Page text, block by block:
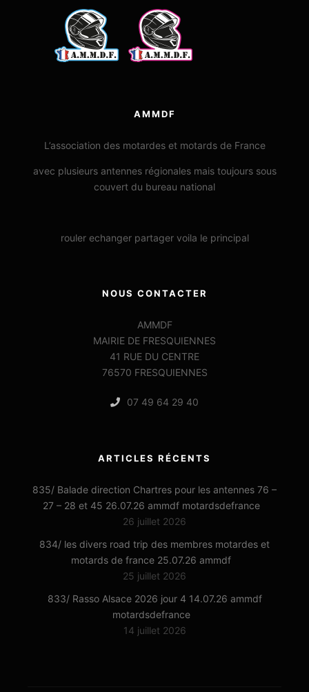
AMMDF
L’association des motardes et motards de France
avec plusieurs antennes régionales mais toujours sous
couvert du bureau national
rouler echanger partager voila le principal
NOUS CONTACTER
AMMDF
MAIRIE DE FRESQUIENNES
41 RUE DU CENTRE
76570 FRESQUIENNES
07 49 64 29 40
ARTICLES RÉCENTS
835/ Balade direction Chartres pour les antennes 76 –
27 – 28 et 45 26.07.26 ammdf motardsdefrance
26 juillet 2026
834/ les divers road trip des membres motardes et
motards de france 25.07.26 ammdf
25 juillet 2026
833/ Rasso Alsace 2026 jour 4 14.07.26 ammdf
motardsdefrance
14 juillet 2026